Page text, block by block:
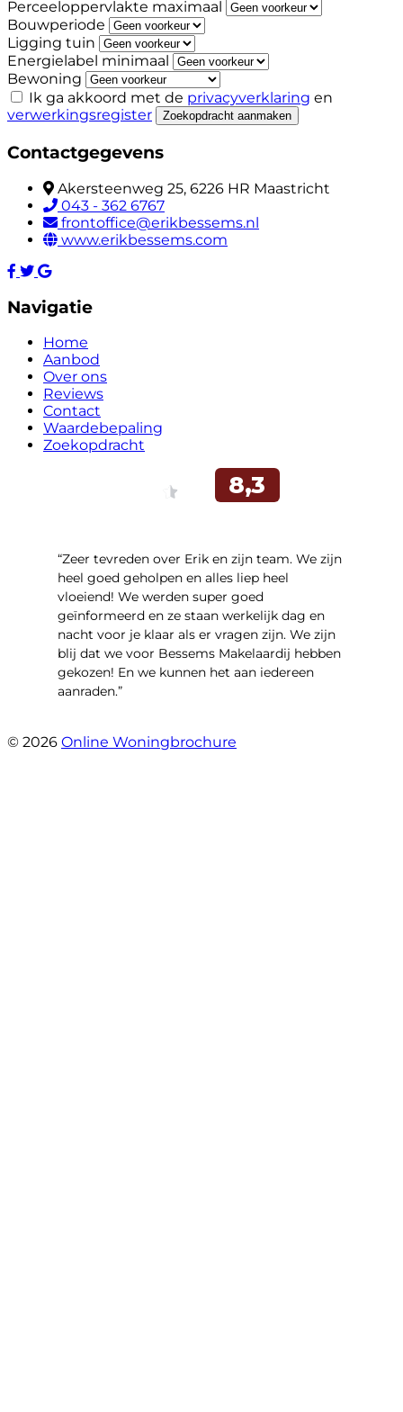
Perceeloppervlakte maximaal
Bouwperiode
Ligging tuin
Energielabel minimaal
Bewoning
Ik ga akkoord met de privacyverklaring en
verwerkingsregister
Zoekopdracht aanmaken
Contactgegevens
Akersteenweg 25, 6226 HR Maastricht
043 - 362 6767
frontoffice@erikbessems.nl
www.erikbessems.com
Navigatie
Home
Aanbod
Over ons
Reviews
Contact
Waardebepaling
Zoekopdracht
“Zeer tevreden over Erik en zijn team. We zijn
heel goed geholpen en alles liep heel
vloeiend! We werden super goed
geïnformeerd en ze staan werkelijk dag en
nacht voor je klaar als er vragen zijn. We zijn
blij dat we voor Bessems Makelaardij hebben
gekozen! En we kunnen het aan iedereen
aanraden.”
© 2026 Online Woningbrochure